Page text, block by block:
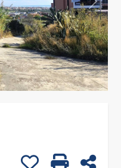
Stampa:
Preferiti: Cod.